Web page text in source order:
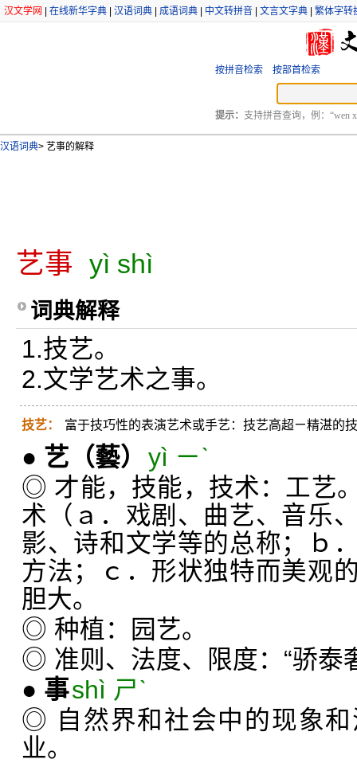
汉文学网 在线新华字典 汉语词典 成语词典 中文转拼音 文言文字典 繁体字转
按拼音检索 按部首检索
提示： 支持拼音查询，例：“wen
汉语词典> 艺事的解释
艺事 yì shì
词典解释
1.技艺。
2.文学艺术之事。
技艺： 富于技巧性的表演艺术或手艺：技艺高超ㄧ精湛的
● 艺 （藝） yì ㄧˋ
◎ 才能，技能，技术：工艺
术（ａ．戏剧、曲艺、音乐
影、诗和文学等的总称；ｂ
方法；ｃ．形状独特而美观
胆大。
◎ 种植：园艺。
◎ 准则、法度、限度：“骄泰
● 事shì ㄕˋ
◎ 自然界和社会中的现象
业。